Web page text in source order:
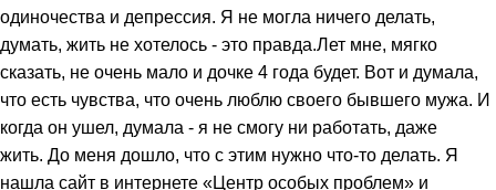
одиночества и депрессия. Я не могла ничего делать,
думать, жить не хотелось - это правда.Лет мне, мягко
сказать, не очень мало и дочке 4 года будет. Вот и думала,
что есть чувства, что очень люблю своего бывшего мужа. И
когда он ушел, думала - я не смогу ни работать, даже
жить. До меня дошло, что с этим нужно что-то делать. Я
нашла сайт в интернете «Центр особых проблем» и